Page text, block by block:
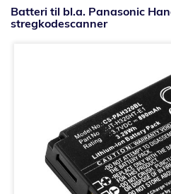
Batteri til bl.a. Panasonic
stregkodescanner